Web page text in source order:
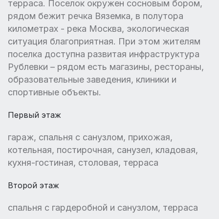
терраса. Поселок окружен сосновым бором,
рядом бежит речка Вяземка, в полутора
километрах - река Москва, экологическая
ситуация благоприятная. При этом жителям
поселка доступна развитая инфраструктура
Рублевки – рядом есть магазины, рестораны,
образовательные заведения, клиники и
спортивные объекты.
Первый этаж
гараж, спальня с санузлом, прихожая,
котельная, постирочная, санузел, кладовая,
кухня-гостиная, столовая, терраса
Второй этаж
спальня с гардеробной и санузлом, терраса